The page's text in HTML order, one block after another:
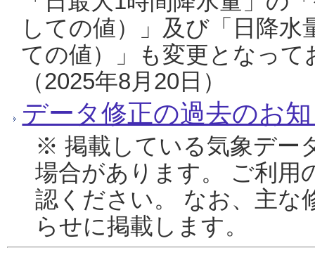
しての値）」及び「日降
ての値）」も変更となっ
（2025年8月20日）
データ修正の過去のお
※ 掲載している気象デー
場合があります。 ご利用
認ください。 なお、主な
らせに掲載します。